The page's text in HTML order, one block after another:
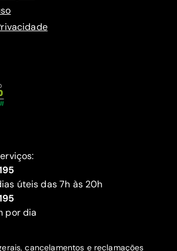
úteis das 7h às 20h
por dia
cancelamentos e reclamações